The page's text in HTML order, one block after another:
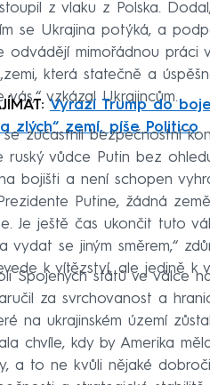
z vlaku z Polska.
se Ukrajina potýká, a
odvádějí mimořádnou práci
která statečně a
vzkázal Ukrajincům.
Vyrazí Trump do
zlých“ zemí, píše Politico
zúčastnil bezpečnostní
ruský vůdce Putin bez
bojišti a není schopen
Putine, žádná
Je ještě čas ukončit tuto
vydat se jiným směrem,“
k vítězství, ale jedině k
Spojených států ve válce
za svrchovanost a
na ukrajinském území
chvíle, kdy by Amerika
a to ne kvůli nějaké